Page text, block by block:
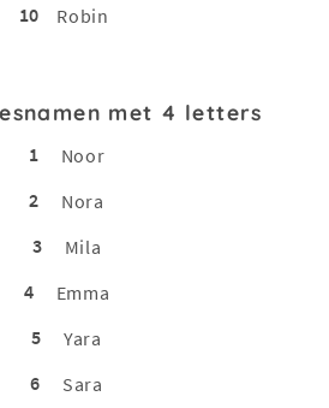
10
Robin
met 4 letters
1
Noor
2
Nora
3
Mila
4
Emma
5
Yara
6
Sara